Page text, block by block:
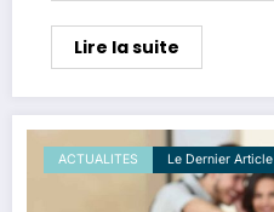
Lire la suite
ACTUALITES Le Dernier Article